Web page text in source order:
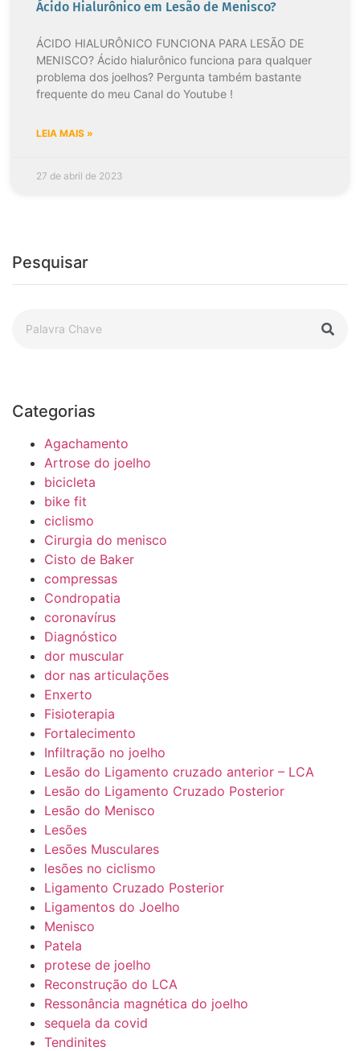
Ácido Hialurônico em Lesão de Menisco?
ÁCIDO HIALURÔNICO FUNCIONA PARA LESÃO DE
MENISCO? Ácido hialurônico funciona para qualquer
problema dos joelhos? Pergunta também bastante
frequente do meu Canal do Youtube !
LEIA MAIS »
27 de abril de 2023
Pesquisar
Categorias
Agachamento
Artrose do joelho
bicicleta
bike fit
ciclismo
Cirurgia do menisco
Cisto de Baker
compressas
Condropatia
coronavírus
Diagnóstico
dor muscular
dor nas articulações
Enxerto
Fisioterapia
Fortalecimento
Infiltração no joelho
Lesão do Ligamento cruzado anterior – LCA
Lesão do Ligamento Cruzado Posterior
Lesão do Menisco
Lesões
Lesões Musculares
lesões no ciclismo
Ligamento Cruzado Posterior
Ligamentos do Joelho
Menisco
Patela
protese de joelho
Reconstrução do LCA
Ressonância magnética do joelho
sequela da covid
Tendinites